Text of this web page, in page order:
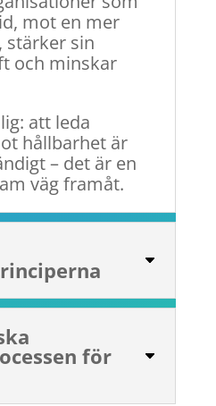
mot en mer
stärker sin
och minskar
att leda
hållbarhet är
– det är en
väg framåt.
för